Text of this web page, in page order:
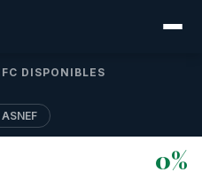
DISPONIBLES
0%